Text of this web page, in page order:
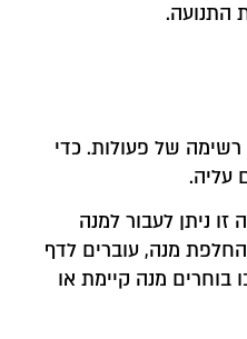
התנועה.
של פעולות. כדי
עליה.
ניתן לעבור למנה
מנה, עוברים לדף
בוחרים מנה קיימת או